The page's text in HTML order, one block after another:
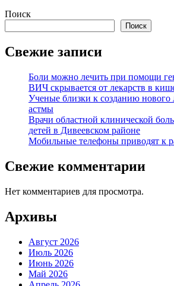
Поиск
Поиск
Свежие записи
Боли можно лечить при помощи
ВИЧ скрывается от лекарств в
Ученые близки к созданию нового
астмы
Врачи областной клинической
детей в Дивеевском районе
Мобильные телефоны приводят к
Свежие комментарии
Нет комментариев для просмотра.
Архивы
Август 2026
Июль 2026
Июнь 2026
Май 2026